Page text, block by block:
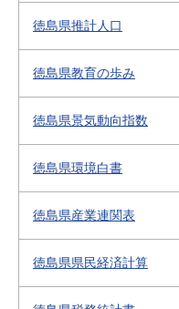
徳島県推計人口
徳島県教育の歩み
徳島県景気動向指数
徳島県環境白書
徳島県産業連関表
徳島県県民経済計算